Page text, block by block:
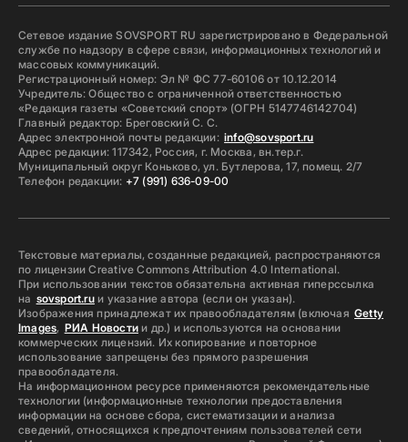
Сетевое издание SOVSPORT RU зарегистрировано в Федеральной
службе по надзору в сфере связи, информационных технологий и
массовых коммуникаций.
Регистрационный номер: Эл № ФС 77-60106 от 10.12.2014
Учредитель: Общество с ограниченной ответственностью
«Редакция газеты «Советский спорт» (ОГРН 5147746142704)
Главный редактор: Бреговский С. С.
Адрес электронной почты редакции: info@sovsport.ru
Адрес редакции: 117342, Россия, г. Москва, вн.тер.г.
Муниципальный округ Коньково, ул. Бутлерова, 17, помещ. 2/7
Телефон редакции: +7 (991) 636-09-00
Текстовые материалы, созданные редакцией, распространяются
по лицензии Creative Commons Attribution 4.0 International.
При использовании текстов обязательна активная гиперссылка
на sovsport.ruи указание автора (если он указан).
Изображения принадлежат их правообладателям (включая Getty
Images, РИА Новостии др.) и используются на основании
коммерческих лицензий. Их копирование и повторное
использование запрещены без прямого разрешения
правообладателя.
На информационном ресурсе применяются рекомендательные
технологии (информационные технологии предоставления
информации на основе сбора, систематизации и анализа
сведений, относящихся к предпочтениям пользователей сети